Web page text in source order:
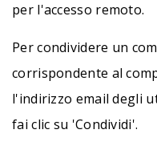
per l'accesso remoto.
Per condividere un
corrispondente al
l'indirizzo email degli
fai clic su 'Condividi'.